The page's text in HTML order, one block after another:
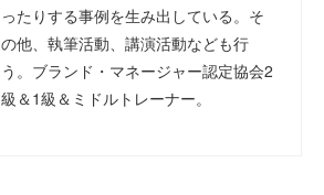
ったりする事例を生み出している。そ
の他、執筆活動、講演活動なども行
う。ブランド・マネージャー認定協会2
級＆1級＆ミドルトレーナー。